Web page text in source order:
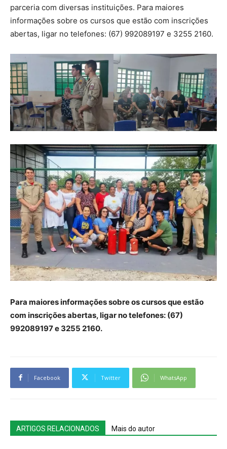
parceria com diversas instituições. Para maiores
informações sobre os cursos que estão com inscrições
abertas, ligar no telefones: (67) 992089197 e 3255 2160.
Para maiores informações sobre os cursos que estão
com inscrições abertas, ligar no telefones: (67)
992089197 e 3255 2160.
Facebook Twitter WhatsApp
ARTIGOS RELACIONADOS Mais do autor